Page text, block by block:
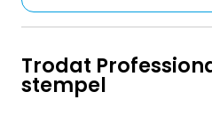
Trodat
stempel